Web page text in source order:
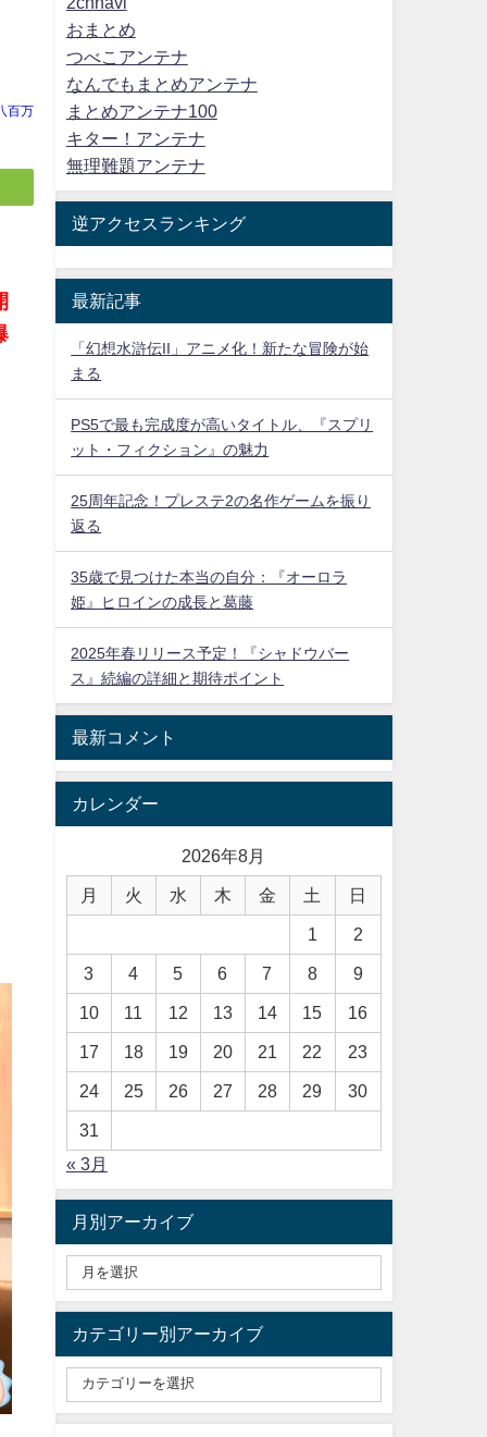
百万
おまとめ
つべこアンテナ
なんでもまとめアンテナ
まとめアンテナ100
キター！アンテナ
無理難題アンテナ
逆アクセスランキング
最新記事
「幻想水滸伝II」アニメ化！新たな冒険が始
まる
PS5で最も完成度が高いタイトル、『スプリ
ット・フィクション』の魅力
25周年記念！プレステ2の名作ゲームを振り
返る
35歳で見つけた本当の自分：『オーロラ
姫』ヒロインの成長と葛藤
2025年春リリース予定！『シャドウバー
ス』続編の詳細と期待ポイント
最新コメント
カレンダー
2026年8月
月 火 水 木 金 土 日
1 2
3 4 5 6 7 8 9
10 11 12 13 14 15 16
17 18 19 20 21 22 23
24 25 26 27 28 29 30
31
« 3月
月別アーカイブ
カテゴリー別アーカイブ